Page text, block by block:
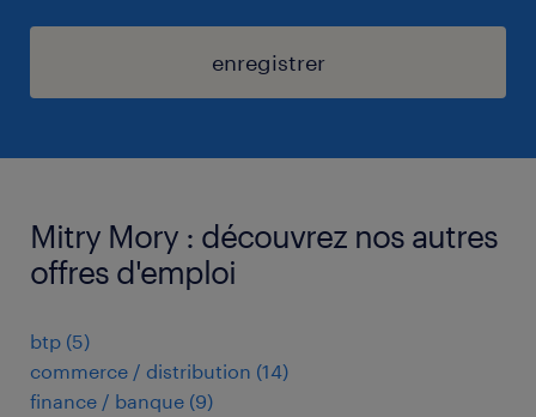
enregistrer
Mitry Mory : découvrez nos autres
offres d'emploi
btp (5)
commerce / distribution (14)
finance / banque (9)